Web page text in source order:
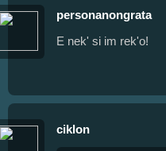
personanongrata
E nek' si im rek'o!
ciklon